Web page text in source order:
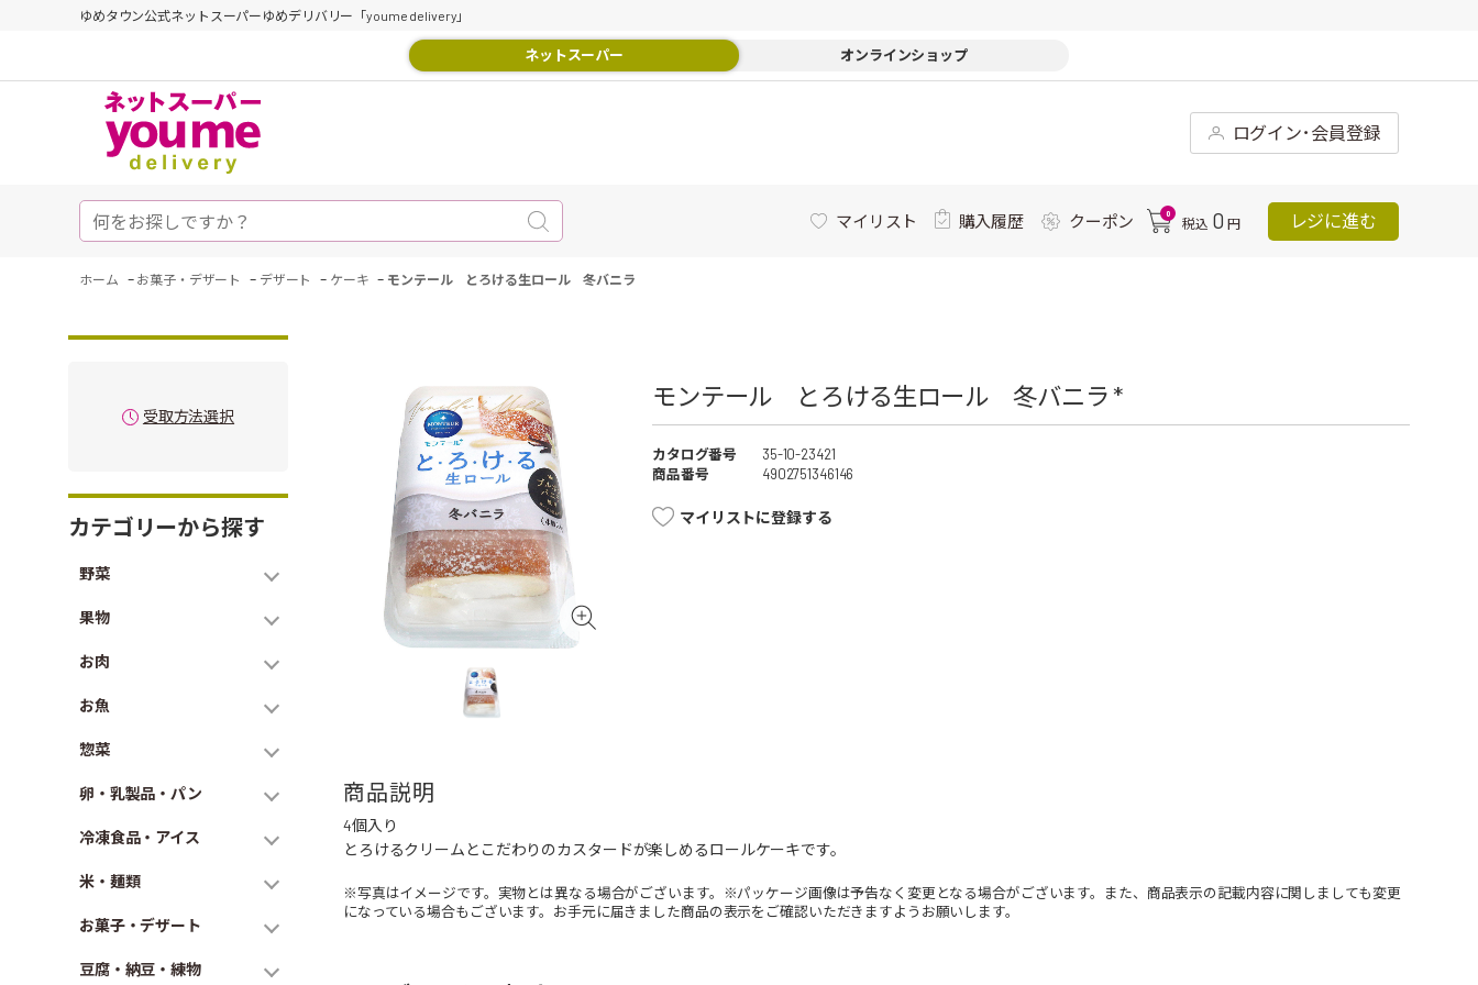
ゆめタウン公式ネットスーパーゆめデリバリー「youme delivery」
ネットスーパー オンラインショップ
ログイン･会員登録
マイリスト 購入履歴 クーポン 0
税込 0 円 レジに進む
ホーム - お菓子・デザート - デザート - ケーキ - モンテール とろける生ロール 冬バニラ
受取方法選択
カテゴリーから探す
野菜
果物
お肉
お魚
惣菜
卵・乳製品・パン
冷凍食品・アイス
米・麺類
お菓子・デザート
豆腐・納豆・練物
モンテール とろける生ロール 冬バニラ *
カタログ番号
35-10-23421
商品番号
4902751346146
マイリストに登録する
商品説明
4個入り
とろけるクリームとこだわりのカスタードが楽しめるロールケーキです。
※写真はイメージです。実物とは異なる場合がございます。※パッケージ画像は予告なく変更となる場合がございます。また、商品表示の記載内容に関しましても変更
になっている場合もございます。お手元に届きました商品の表示をご確認いただきますようお願いします。